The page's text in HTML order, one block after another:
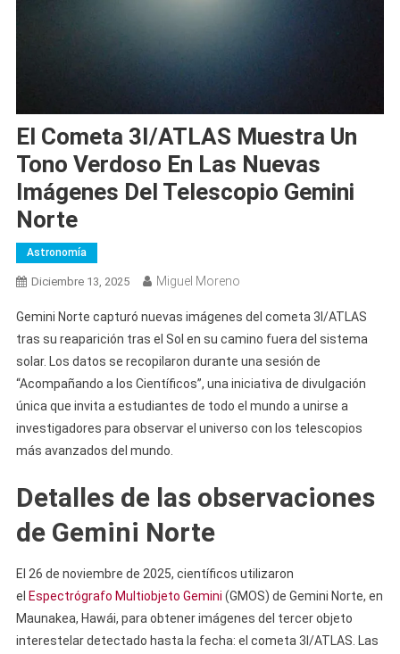
El Cometa 3I/ATLAS Muestra Un
Tono Verdoso En Las Nuevas
Imágenes Del Telescopio Gemini
Norte
Astronomía
Diciembre 13, 2025 Miguel Moreno
Gemini Norte capturó nuevas imágenes del cometa 3I/ATLAS
tras su reaparición tras el Sol en su camino fuera del sistema
solar. Los datos se recopilaron durante una sesión de
“Acompañando a los Científicos”, una iniciativa de divulgación
única que invita a estudiantes de todo el mundo a unirse a
investigadores para observar el universo con los telescopios
más avanzados del mundo.
Detalles de las observaciones
de Gemini Norte
El 26 de noviembre de 2025, científicos utilizaron
el Espectrógrafo Multiobjeto Gemini (GMOS) de Gemini Norte, en
Maunakea, Hawái, para obtener imágenes del tercer objeto
interestelar detectado hasta la fecha: el cometa 3I/ATLAS. Las